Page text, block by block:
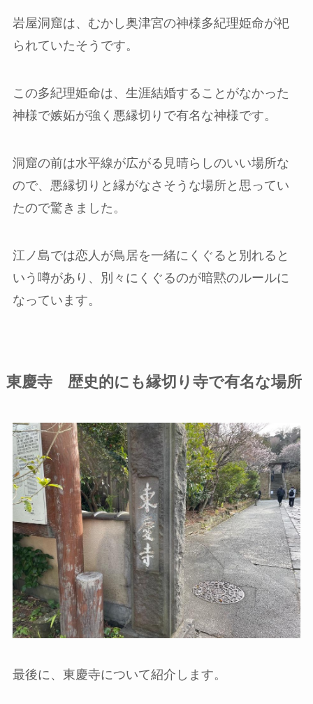
岩屋洞窟は、むかし奥津宮の神様多紀理姫命が祀
られていたそうです。
この多紀理姫命は、生涯結婚することがなかった
神様で嫉妬が強く悪縁切りで有名な神様です。
洞窟の前は水平線が広がる見晴らしのいい場所な
ので、悪縁切りと縁がなさそうな場所と思ってい
たので驚きました。
江ノ島では恋人が鳥居を一緒にくぐると別れると
いう噂があり、別々にくぐるのが暗黙のルールに
なっています。
東慶寺 歴史的にも縁切り寺で有名な場所
最後に、東慶寺について紹介します。